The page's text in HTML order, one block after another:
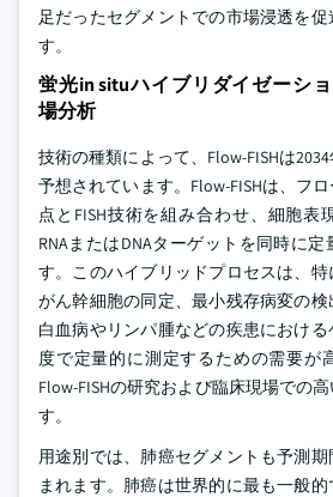
足だったセグメントでの市場浸透を
す。
蛍光in situハイブリダイゼーシ
場分析
技術の種類によって、Flow-FISHは
予想されています。Flow-FISHは、フ
点とFISH技術を組み合わせ、細胞表
RNAまたはDNAターゲットを同時に
す。このハイブリッドプロセスは、特
がん幹細胞の同定、最小残存病変の検
白血病やリンパ腫などの疾患におけ
度で定量的に測定するための需要が
Flow-FISHの研究および臨床現場での
す。
用途別では、肺癌セグメントも予測
まれます。肺癌は世界的に最も一般